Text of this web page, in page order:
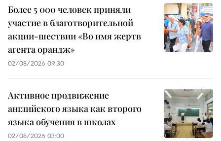
Более 5 000 человек приняли
участие в благотворительной
акции-шествии «Во имя жертв
агента орандж»
02/08/2026 09:30
Активное продвижение
английского языка как второго
языка обучения в школах
02/08/2026 03:00